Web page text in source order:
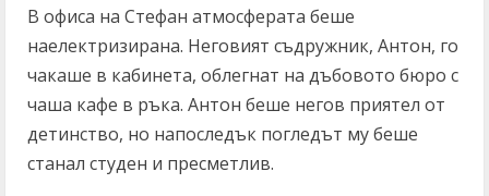
В офиса на Стефан атмосферата беше
наелектризирана. Неговият съдружник, Антон, го
чакаше в кабинета, облегнат на дъбовото бюро с
чаша кафе в ръка. Антон беше негов приятел от
детинство, но напоследък погледът му беше
станал студен и пресметлив.